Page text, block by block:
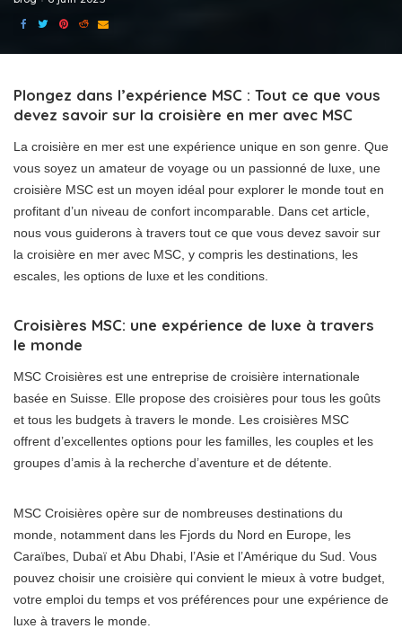
Plongez dans l’expérience MSC : Tout ce que vous
devez savoir sur la croisière en mer avec MSC
La croisière en mer est une expérience unique en son genre. Que
vous soyez un amateur de voyage ou un passionné de luxe, une
croisière MSC est un moyen idéal pour explorer le monde tout en
profitant d’un niveau de confort incomparable. Dans cet article,
nous vous guiderons à travers tout ce que vous devez savoir sur
la croisière en mer avec MSC, y compris les destinations, les
escales, les options de luxe et les conditions.
Croisières MSC: une expérience de luxe à travers
le monde
MSC Croisières est une entreprise de croisière internationale
basée en Suisse. Elle propose des croisières pour tous les goûts
et tous les budgets à travers le monde. Les croisières MSC
offrent d’excellentes options pour les familles, les couples et les
groupes d’amis à la recherche d’aventure et de détente.
MSC Croisières opère sur de nombreuses destinations du
monde, notamment dans les Fjords du Nord en Europe, les
Caraïbes, Dubaï et Abu Dhabi, l’Asie et l’Amérique du Sud. Vous
pouvez choisir une croisière qui convient le mieux à votre budget,
votre emploi du temps et vos préférences pour une expérience de
luxe à travers le monde.